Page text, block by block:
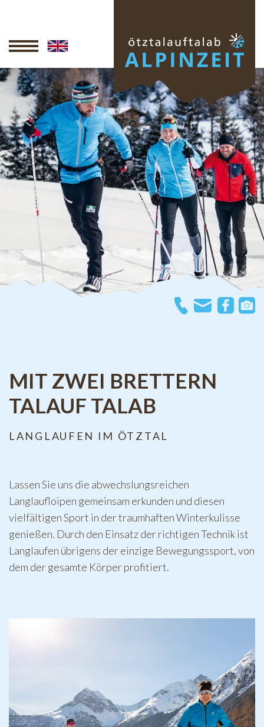
MIT ZWEI BRETTERN
TALAUF TALAB
LANGLAUFEN IM ÖTZTAL
Lassen Sie uns die abwechslungsreichen
Langlaufloipen gemeinsam erkunden und diesen
vielfältigen Sport in der traumhaften Winterkulisse
genießen. Durch den Einsatz der richtigen Technik ist
Langlaufen übrigens der einzige Bewegungssport, von
dem der gesamte Körper profitiert.